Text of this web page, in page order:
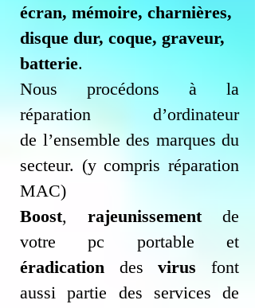
écran, mémoire, charnières,
disque dur, coque, graveur,
batterie.
Nous procédons à la
réparation d’ordinateur
de l’ensemble des marques du
secteur. (y compris réparation
MAC)
Boost, rajeunissementde
votre pc portable et
éradication
desvirus font
aussi partie des services de